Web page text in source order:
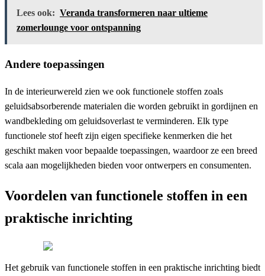
Lees ook: Veranda transformeren naar ultieme
zomerlounge voor ontspanning
Andere toepassingen
In de interieurwereld zien we ook functionele stoffen zoals
geluidsabsorberende materialen die worden gebruikt in gordijnen en
wandbekleding om geluidsoverlast te verminderen. Elk type
functionele stof heeft zijn eigen specifieke kenmerken die het
geschikt maken voor bepaalde toepassingen, waardoor ze een breed
scala aan mogelijkheden bieden voor ontwerpers en consumenten.
Voordelen van functionele stoffen in een
praktische inrichting
Het gebruik van functionele stoffen in een praktische inrichting biedt